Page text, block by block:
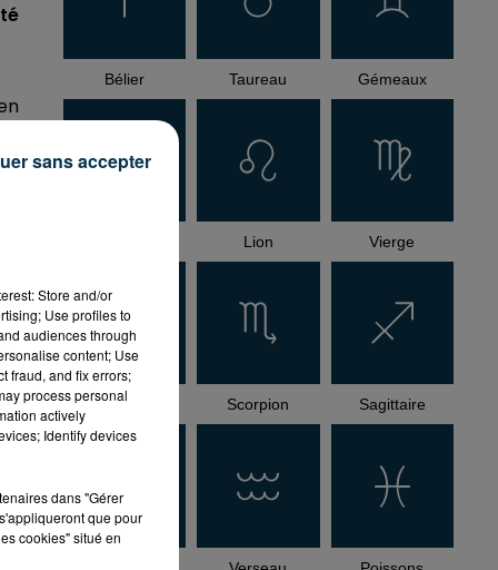
Bélier Taureau Gémeaux
Lion Vierge
Balance Scorpion Sagittaire
Store and/or
Use profiles to
audiences through
content; Use
fraud, and fix errors;
process personal
actively
Identify devices
dans "Gérer
que pour
cookies" situé en
sans accepter